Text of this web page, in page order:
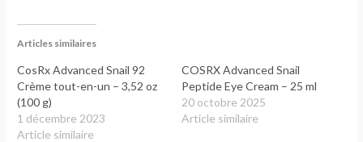
Articles similaires
CosRx Advanced Snail 92
Crème tout-en-un – 3,52 oz
(100 g)
1 décembre 2023
Article similaire
COSRX Advanced Snail
Peptide Eye Cream – 25 ml
20 octobre 2025
Article similaire